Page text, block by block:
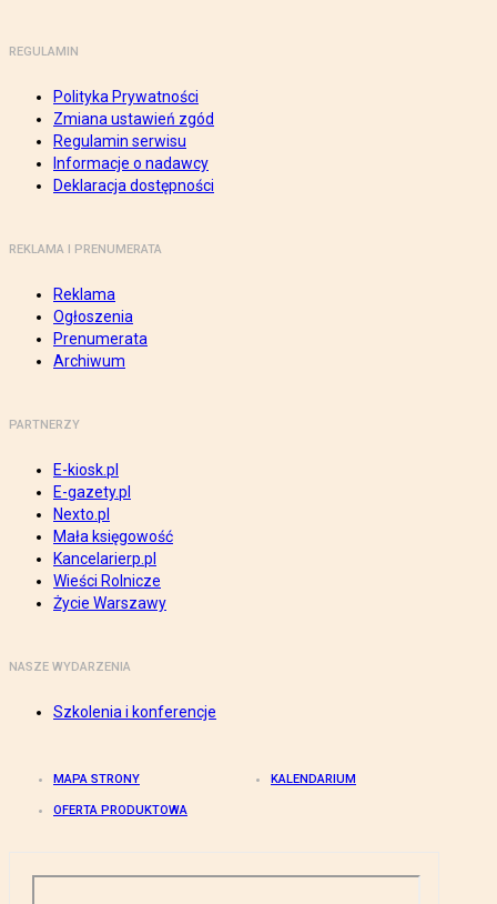
REGULAMIN
Polityka Prywatności
Zmiana ustawień zgód
Regulamin serwisu
Informacje o nadawcy
Deklaracja dostępności
REKLAMA I PRENUMERATA
Reklama
Ogłoszenia
Prenumerata
Archiwum
PARTNERZY
E-kiosk.pl
E-gazety.pl
Nexto.pl
Mała księgowość
Kancelarierp.pl
Wieści Rolnicze
Życie Warszawy
NASZE WYDARZENIA
Szkolenia i konferencje
MAPA STRONY KALENDARIUM
OFERTA PRODUKTOWA